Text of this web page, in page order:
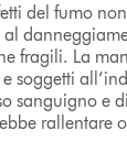
del fumo
fragili. La
soggetti
sanguigno e
rallentare